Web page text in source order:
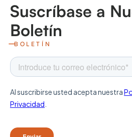
Suscríbase a
Boletín
BOLETÍN